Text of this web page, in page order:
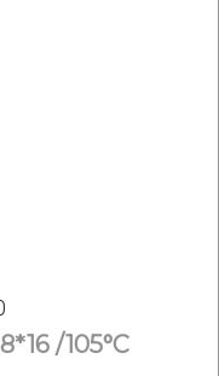
/105°С